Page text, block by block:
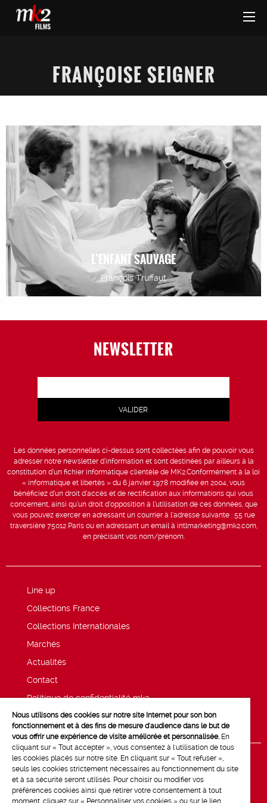
FRANÇOISE SEIGNER
L’ENFANT SAUVAGE
François Truffaut
NEWSLETTER
Les données personnelles ci-dessus sont collectées afin de pouvoir vous
adresser notre newsletter d’information et sont destinées par ailleurs à la
constitution d’un fichier informatique clientèle de MK2.Conformément à la loi
« informatique et libertés » du 6 janvier 1978 modifiée en 2004, vous
bénéficiez d’un droit d’accès et de rectification aux informations qui vous
concernent, ainsi qu’un droit d’opposition à l’utilisation de ces données, que
vous pouvez exercer en adressant un courrier à l’adresse suivante : 55 rue
traversière 75012 Paris ou en adressant un email à intlmarketing@mk2.com,
en précisant vos nom/prénom.
Line up
Collections France
Collections Internationales
Marchés
Actualités
Contact
Politique de confidentialité mk2
Mentions légales
Nous utilisons des cookies sur notre site Internet pour son bon
fonctionnement et à des fins de mesure d'audience dans le but de
vous offrir une expérience de visite améliorée et personnalisée. En
cliquant sur « Tout accepter », vous consentez à l'utilisation de tous
les cookies placés sur notre site. En cliquant sur « Tout refuser »,
seuls les cookies strictement nécessaires au fonctionnement du site
et à sa sécurité seront utilisés. Pour choisir ou modifier vos
préférences cookies ainsi que retirer votre consentement à tout
moment, cliquez sur « Personnaliser vos cookies » ou sur le lien